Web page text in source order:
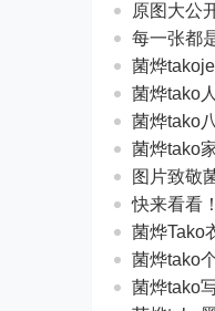
原图大公
每一张都
菌烨
菌烨tako
菌烨tako
菌烨tako
图片致敬
快来看看
菌烨Tako
菌烨tako
菌烨tako